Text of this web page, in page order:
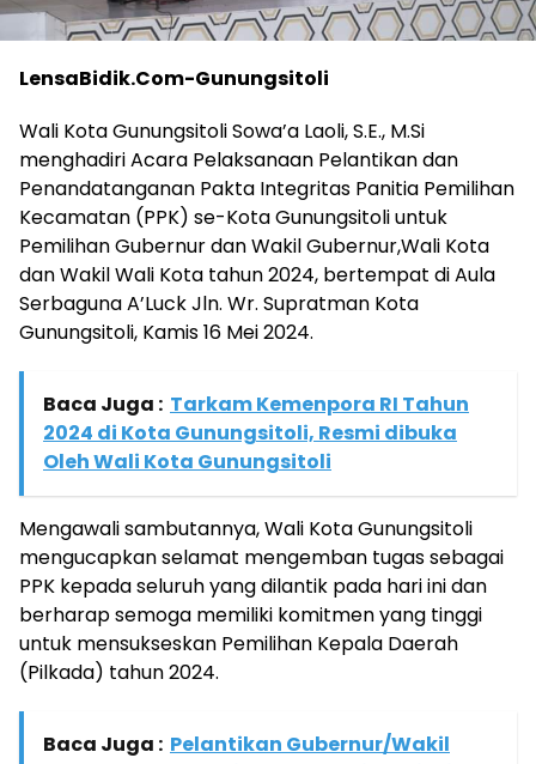
LensaBidik.Com-Gunungsitoli
Wali Kota Gunungsitoli Sowa’a Laoli, S.E., M.Si
menghadiri Acara Pelaksanaan Pelantikan dan
Penandatanganan Pakta Integritas Panitia Pemilihan
Kecamatan (PPK) se-Kota Gunungsitoli untuk
Pemilihan Gubernur dan Wakil Gubernur,Wali Kota
dan Wakil Wali Kota tahun 2024, bertempat di Aula
Serbaguna A’Luck Jln. Wr. Supratman Kota
Gunungsitoli, Kamis 16 Mei 2024.
Baca Juga : Tarkam Kemenpora RI Tahun
2024 di Kota Gunungsitoli, Resmi dibuka
Oleh Wali Kota Gunungsitoli
Mengawali sambutannya, Wali Kota Gunungsitoli
mengucapkan selamat mengemban tugas sebagai
PPK kepada seluruh yang dilantik pada hari ini dan
berharap semoga memiliki komitmen yang tinggi
untuk mensukseskan Pemilihan Kepala Daerah
(Pilkada) tahun 2024.
Baca Juga : Pelantikan Gubernur/Wakil